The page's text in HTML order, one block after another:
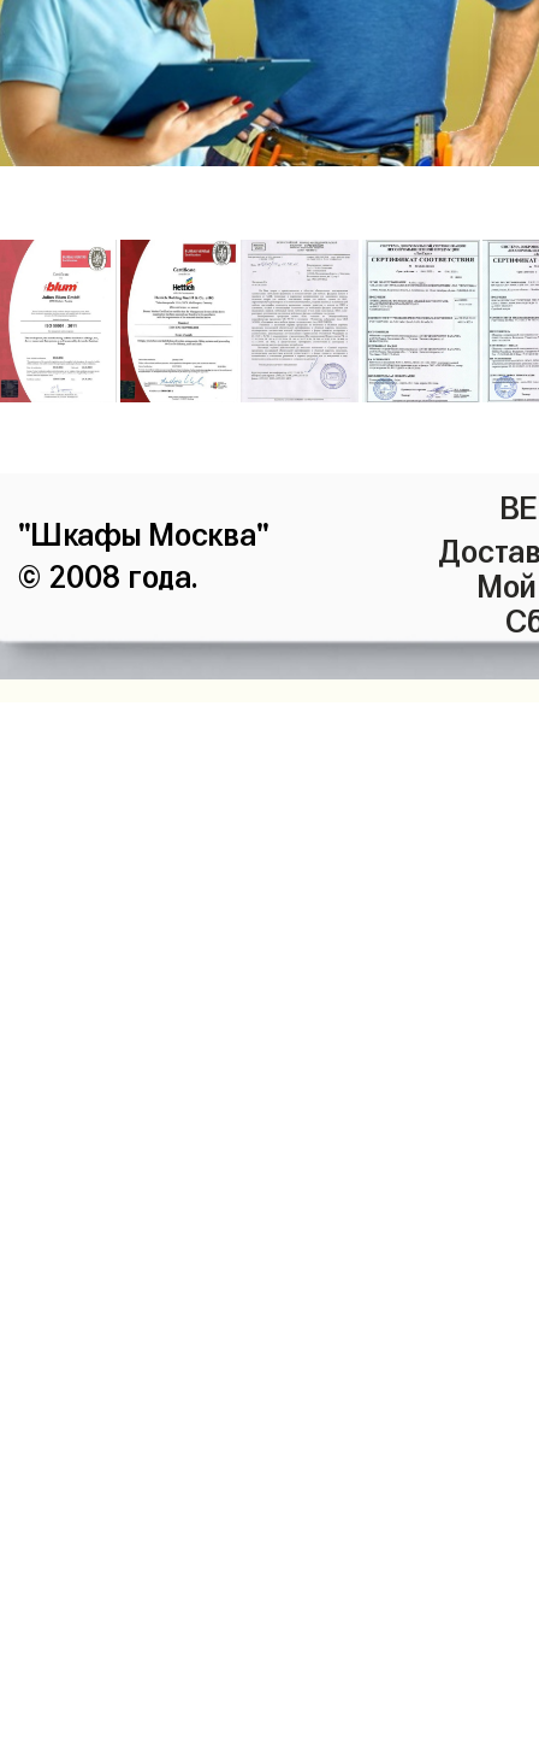
"Шкафы Москва"
© 2008 года.